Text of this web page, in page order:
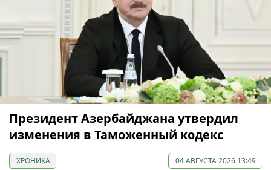
Президент Азербайджана утвердил
изменения в Таможенный кодекс
ХРОНИКА 04 АВГУСТА 2026 13:49